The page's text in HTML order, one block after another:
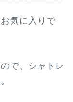
気に入りで
で、シャトレ